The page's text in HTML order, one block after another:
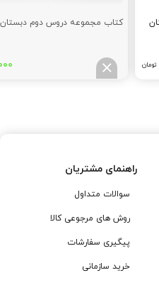
تومانقیمت
کتاب مجموعه دروس دوم دبستان
راهنمای مشتریان
سوالات متداول
روش های مرجوعی کالا
پیگیری سفارشات
خرید سازمانی